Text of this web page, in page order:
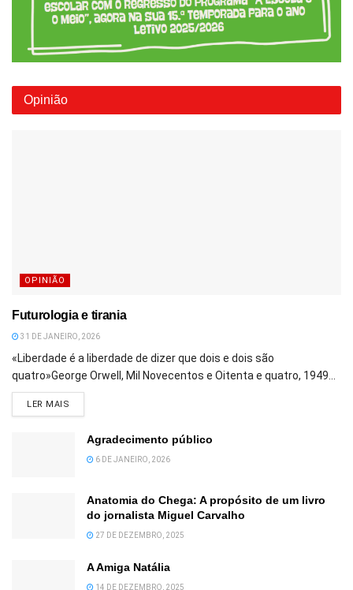
Opinião
OPINIÃO
Futurologia e tirania
31 DE JANEIRO, 2026
«Liberdade é a liberdade de dizer que dois e dois são
quatro»George Orwell, Mil Novecentos e Oitenta e quatro, 1949...
LER MAIS
Agradecimento público
6 DE JANEIRO, 2026
Anatomia do Chega: A propósito de um livro
do jornalista Miguel Carvalho
27 DE DEZEMBRO, 2025
A Amiga Natália
14 DE DEZEMBRO, 2025